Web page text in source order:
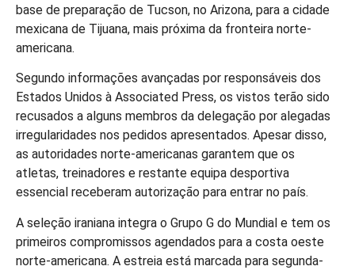
base de preparação de Tucson, no Arizona, para a cidade
mexicana de Tijuana, mais próxima da fronteira norte-
americana.
Segundo informações avançadas por responsáveis dos
Estados Unidos à Associated Press, os vistos terão sido
recusados a alguns membros da delegação por alegadas
irregularidades nos pedidos apresentados. Apesar disso,
as autoridades norte-americanas garantem que os
atletas, treinadores e restante equipa desportiva
essencial receberam autorização para entrar no país.
A seleção iraniana integra o Grupo G do Mundial e tem os
primeiros compromissos agendados para a costa oeste
norte-americana. A estreia está marcada para segunda-